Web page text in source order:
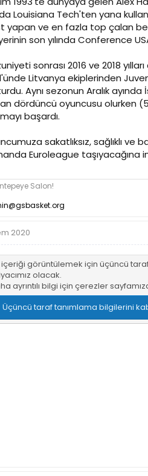
Louisiana Tech'ten yana
yapan ve en fazla top çalan
son yılında Conference
sonrası 2016 ve 2018
Litvanya ekiplerinden
Aynı sezonun Aralık
dördüncü oyuncusu olurken
başardı.
sakatlıksız, sağlıklı
Euroleague taşıyacağına
Salon!
2020
içeriği görüntülemek için üçüncü
olacak.
ayrıntılı bilgi için çerezler
Üçüncü taraf tanımlama bilgilerini